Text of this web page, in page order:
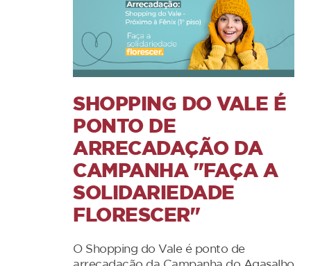
SHOPPING DO VALE É
PONTO DE
ARRECADAÇÃO DA
CAMPANHA "FAÇA A
SOLIDARIEDADE
FLORESCER"
O Shopping do Vale é ponto de